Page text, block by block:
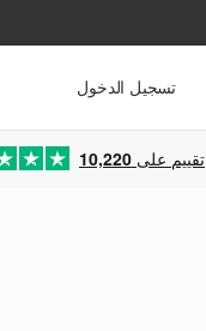
تسجيل الدخول
10,220 تقييم على